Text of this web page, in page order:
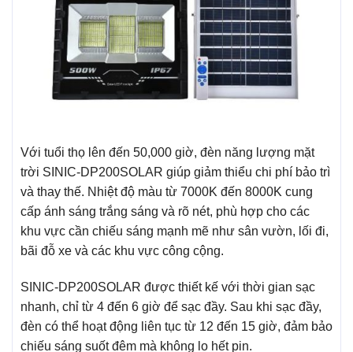
Với tuổi thọ lên đến 50,000 giờ, đèn năng lượng mặt
trời SINIC-DP200SOLAR giúp giảm thiểu chi phí bảo trì
và thay thế. Nhiệt độ màu từ 7000K đến 8000K cung
cấp ánh sáng trắng sáng và rõ nét, phù hợp cho các
khu vực cần chiếu sáng mạnh mẽ như sân vườn, lối đi,
bãi đỗ xe và các khu vực công cộng.
SINIC-DP200SOLAR được thiết kế với thời gian sạc
nhanh, chỉ từ 4 đến 6 giờ để sạc đầy. Sau khi sạc đầy,
đèn có thể hoạt động liên tục từ 12 đến 15 giờ, đảm bảo
chiếu sáng suốt đêm mà không lo hết pin.